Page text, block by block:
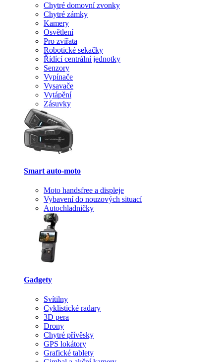
Chytré domovní zvonky
Chytré zámky
Kamery
Osvětlení
Pro zvířata
Robotické sekačky
Řídící centrální jednotky
Senzory
Vypínače
Vysavače
Vytápění
Zásuvky
Smart auto-moto
Moto handsfree a displeje
Vybavení do nouzových situací
Autochladničky
Gadgety
Svítilny
Cyklistické radary
3D pera
Drony
Chytré přívěsky
GPS lokátory
Grafické tablety